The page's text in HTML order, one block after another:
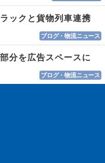
ックと貨物列車連携
ブログ・物流ニュース
分を広告スペースに
ブログ・物流ニュース